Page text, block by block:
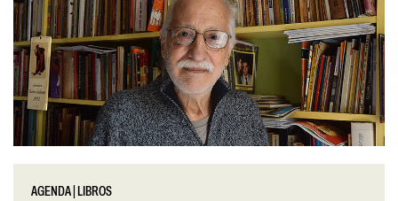
AGENDA LIBROS